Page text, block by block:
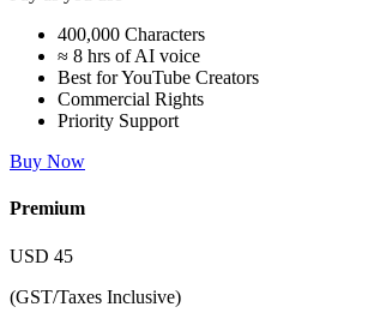
400,000 Characters
≈ 8 hrs of AI voice
Best for YouTube Creators
Commercial Rights
Priority Support
Buy Now
Premium
USD 45
(GST/Taxes Inclusive)